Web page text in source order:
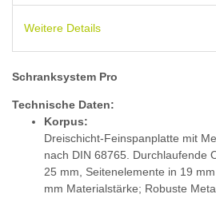
Weitere Details
Schranksystem Pro
Technische Daten:
Korpus:
Dreischicht-Feinspanplatte mit
nach DIN 68765. Durchlaufende
25 mm, Seitenelemente in 19
mm Materialstärke; Robuste